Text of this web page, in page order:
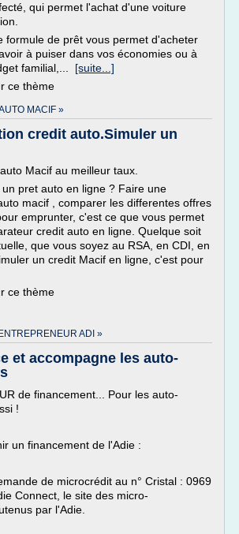
qui permet l'achat d'une voiture
formule de prêt vous permet d'acheter
à puiser dans vos économies ou à
familial,... [suite...]
ce thème
MACIF »
credit auto.Simuler un
Macif au meilleur taux.
pret auto en ligne ? Faire une
macif , comparer les differentes offres
emprunter, c'est ce que vous permet
credit auto en ligne. Quelque soit
que vous soyez au RSA, en CDI, en
un credit Macif en ligne, c'est pour
ce thème
ADI »
et accompagne les auto-
de financement... Pour les auto-
!
un financement de l'Adie :
de microcrédit au n° Cristal : 0969
Connect, le site des micro-
par l'Adie.